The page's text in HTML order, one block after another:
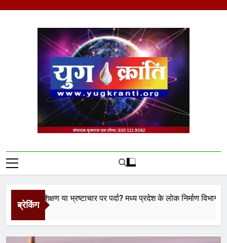
Yug Kranti | Trusted
News Portal
ब्रेकिंग
प्रशिक्षण या भ्रष्टाचार पर पर्दा? मध्य प्रदेश के लोक निर्माण विभाग पर उठे